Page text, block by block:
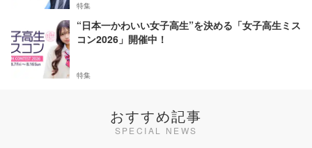
特集
“日本一かわいい女子高生”を決める「女子高生ミス
コン2026」開催中！
特集
おすすめ記事
SPECIAL NEWS